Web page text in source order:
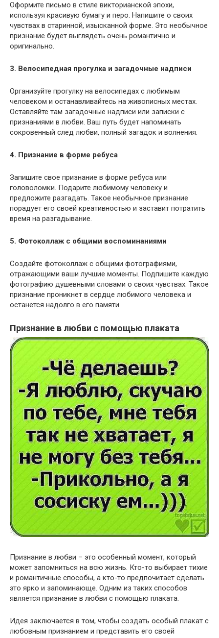
Оформите письмо в стиле викторианской эпохи,
используя красивую бумагу и перо. Напишите о своих
чувствах в старинной, изысканной форме. Это необычное
признание будет выглядеть очень романтично и
оригинально.
3. Велосипедная прогулка и загадочные надписи
Организуйте прогулку на велосипедах с любимым
человеком и останавливайтесь на живописных местах.
Оставляйте там загадочные надписи или записки с
признаниями в любви. Ваш путь будет напоминать
сокровенный след любви, полный загадок и волнения.
4. Признание в форме ребуса
Запишите свое признание в форме ребуса или
головоломки. Подарите любимому человеку и
предложите разгадать. Такое необычное признание
порадует его своей креативностью и заставит потратить
время на разгадывание.
5. Фотоколлаж с общими воспоминаниями
Создайте фотоколлаж с общими фотографиями,
отражающими ваши лучшие моменты. Подпишите каждую
фотографию душевными словами о своих чувствах. Такое
признание проникнет в сердце любимого человека и
останется надолго в его памяти.
Признание в любви с помощью плаката
Признание в любви – это особенный момент, который
может запомниться на всю жизнь. Кто-то выбирает тихие
и романтичные способы, а кто-то предпочитает сделать
это ярко и запоминающе. Одним из таких способов
является признание в любви с помощью плаката.
Идея заключается в том, чтобы создать особый плакат с
любовным признанием и представить его своей